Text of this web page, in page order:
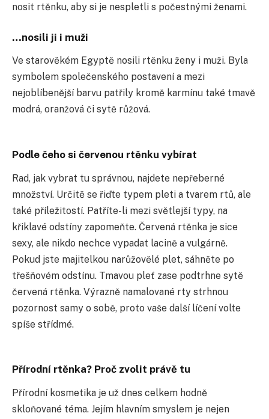
nosit rtěnku, aby si je nespletli s počestnými ženami.
…nosili ji i muži
Ve starověkém Egyptě nosili rtěnku ženy i muži. Byla
symbolem společenského postavení a mezi
nejoblíbenější barvu patřily kromě karmínu také tmavě
modrá, oranžová či sytě růžová.
Podle čeho si červenou rtěnku vybírat
Rad, jak vybrat tu správnou, najdete nepřeberné
množství. Určitě se řiďte typem pleti a tvarem rtů, ale
také příležitostí. Patříte-li mezi světlejší typy, na
křiklavé odstíny zapomeňte. Červená rtěnka je sice
sexy, ale nikdo nechce vypadat lacině a vulgárně.
Pokud jste majitelkou narůžovělé plet, sáhněte po
třešňovém odstínu. Tmavou pleť zase podtrhne sytě
červená rtěnka. Výrazně namalované rty strhnou
pozornost samy o sobě, proto vaše další líčení volte
spíše střídmé.
Přírodní rtěnka? Proč zvolit právě tu
Přírodní kosmetika je už dnes celkem hodně
skloňované téma. Jejím hlavním smyslem je nejen